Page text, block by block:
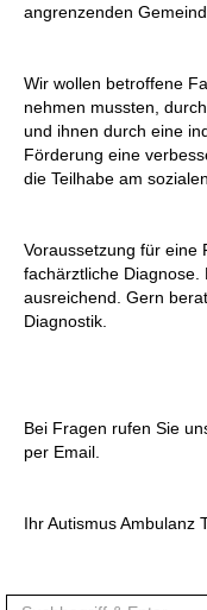
angrenzenden
Wir wollen betroffene
nehmen mussten,
und ihnen durch eine
Förderung eine
die Teilhabe am
Voraussetzung für eine
fachärztliche Diagnose.
ausreichend. Gern
Diagnostik.
Bei Fragen rufen Sie
per Email.
Ihr Autismus Ambulanz